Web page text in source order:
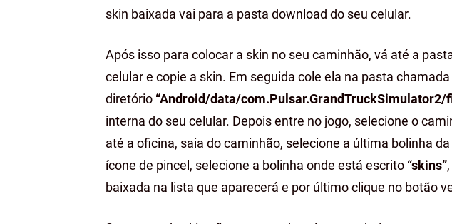
skin baixada vai para a pasta download do seu celular.
Após isso para colocar a skin no seu caminhão, vá até a
celular e copie a skin. Em seguida cole ela na pasta chamada
diretório “Android/data/com.Pulsar.GrandTruckSimulator2/
interna do seu celular. Depois entre no jogo, selecione o
até a oficina, saia do caminhão, selecione a última bolinha
ícone de pincel, selecione a bolinha onde está escrito “skins”
baixada na lista que aparecerá e por último clique no botão